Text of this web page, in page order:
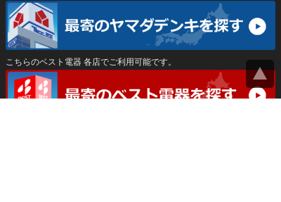
こちらのベスト電器 各店でご利用可能です。